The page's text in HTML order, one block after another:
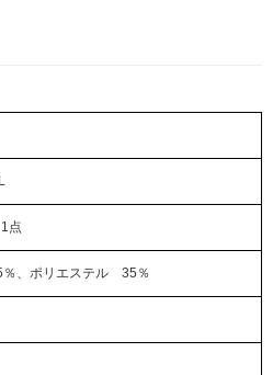
点
、ポリエステル 35％